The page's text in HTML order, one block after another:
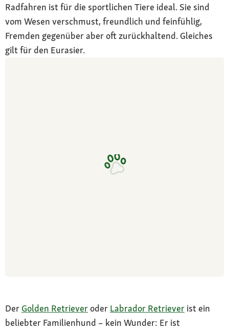
Radfahren ist für die sportlichen Tiere ideal. Sie sind
vom Wesen verschmust, freundlich und feinfühlig,
Fremden gegenüber aber oft zurückhaltend. Gleiches
gilt für den Eurasier.
Der Golden Retriever oder Labrador Retriever ist ein
beliebter Familienhund – kein Wunder: Er ist